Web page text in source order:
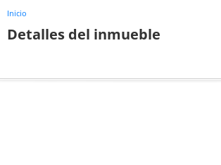
Inicio
Detalles del inmueble